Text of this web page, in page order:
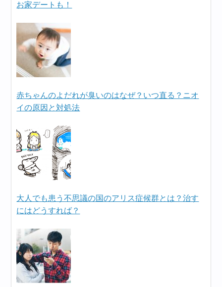
お家デートも！
赤ちゃんのよだれが臭いのはなぜ？いつ直る？ニオ
イの原因と対処法
大人でも患う不思議の国のアリス症候群とは？治す
にはどうすれば？